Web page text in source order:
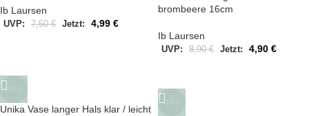
Ib Laursen
UVP: 7,50€ Jetzt: 4,99 €
brombeere 16cm
Ib Laursen
UVP: 8,90€ Jetzt: 4,90 €
-45%
Unika Vase langer Hals klar / leicht
-18%